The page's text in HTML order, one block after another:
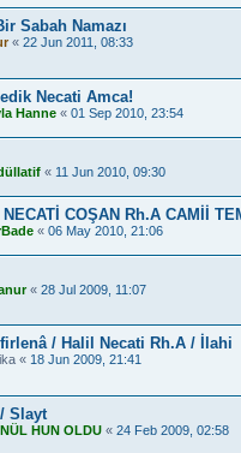
Sabah Namazı
« 22 Jun 2011, 08:33
Necati Amca!
Hanne « 01 Sep 2010, 23:54
« 11 Jun 2010, 09:30
COŞAN Rh.A CAMİİ
« 06 May 2010, 21:06
« 28 Jul 2009, 11:07
/ Halil Necati Rh.A / İlahi
« 18 Jun 2009, 21:41
Slayt
HUN OLDU « 24 Feb 2009, 02:58